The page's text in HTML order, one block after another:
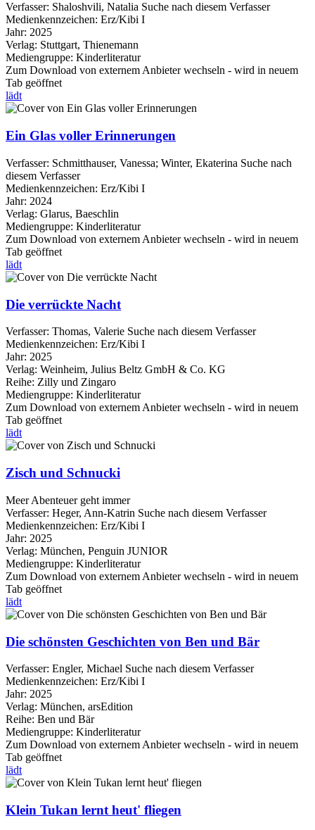
Verfasser: Shaloshvili, Natalia Suche nach diesem Verfasser
Medienkennzeichen: Erz/Kibi I
Jahr: 2025
Verlag: Stuttgart, Thienemann
Mediengruppe: Kinderliteratur
Zum Download von externem Anbieter wechseln - wird in neuem
Tab geöffnet
lädt
Ein Glas voller Erinnerungen
Verfasser: Schmitthauser, Vanessa; Winter, Ekaterina Suche nach
diesem Verfasser
Medienkennzeichen: Erz/Kibi I
Jahr: 2024
Verlag: Glarus, Baeschlin
Mediengruppe: Kinderliteratur
Zum Download von externem Anbieter wechseln - wird in neuem
Tab geöffnet
lädt
Die verrückte Nacht
Verfasser: Thomas, Valerie Suche nach diesem Verfasser
Medienkennzeichen: Erz/Kibi I
Jahr: 2025
Verlag: Weinheim, Julius Beltz GmbH & Co. KG
Reihe: Zilly und Zingaro
Mediengruppe: Kinderliteratur
Zum Download von externem Anbieter wechseln - wird in neuem
Tab geöffnet
lädt
Zisch und Schnucki
Meer Abenteuer geht immer
Verfasser: Heger, Ann-Katrin Suche nach diesem Verfasser
Medienkennzeichen: Erz/Kibi I
Jahr: 2025
Verlag: München, Penguin JUNIOR
Mediengruppe: Kinderliteratur
Zum Download von externem Anbieter wechseln - wird in neuem
Tab geöffnet
lädt
Die schönsten Geschichten von Ben und Bär
Verfasser: Engler, Michael Suche nach diesem Verfasser
Medienkennzeichen: Erz/Kibi I
Jahr: 2025
Verlag: München, arsEdition
Reihe: Ben und Bär
Mediengruppe: Kinderliteratur
Zum Download von externem Anbieter wechseln - wird in neuem
Tab geöffnet
lädt
Klein Tukan lernt heut' fliegen